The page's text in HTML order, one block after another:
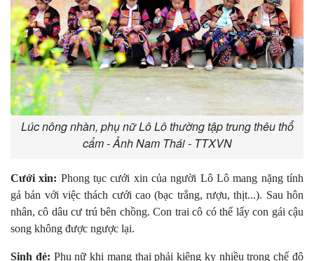
Lúc nông nhàn, phụ nữ Lô Lô thường tập trung thêu thổ
cẩm - Ảnh Nam Thái - TTXVN
Cưới xin: Phong tục cưới xin của người Lô Lô mang nặng tính
gả bán với việc thách cưới cao (bạc trắng, rượu, thịt...). Sau hôn
nhân, cô dâu cư trú bên chồng. Con trai cô có thể lấy con gái cậu
song không được ngược lại.
Sinh đẻ: Phụ nữ khi mang thai phải kiêng kỵ nhiều trong chế độ